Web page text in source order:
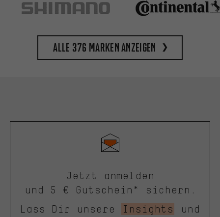
Alle 376 Marken anzeigen
Jetzt anmelden
und 5 € Gutschein* sichern.
Lass Dir unsere
Insights
und